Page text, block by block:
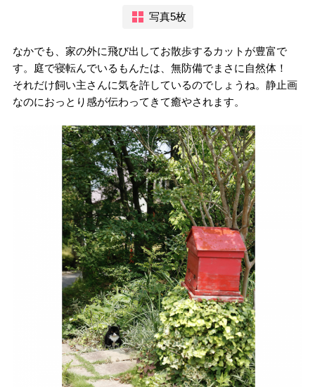
写真5枚
なかでも、家の外に飛び出してお散歩するカットが豊富で
す。庭で寝転んでいるもんたは、無防備でまさに自然体！
それだけ飼い主さんに気を許しているのでしょうね。静止画
なのにおっとり感が伝わってきて癒やされます。